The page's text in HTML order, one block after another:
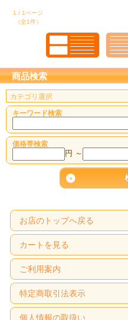
1 / 1ページ
（全1件）
商品検索
キーワード検索
価格帯検索
円 ～
お店のトップへ戻る
カートを見る
ご利用案内
特定商取引法表示
個人情報の取扱い